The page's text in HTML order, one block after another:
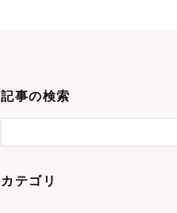
記事の検索
カテゴリ